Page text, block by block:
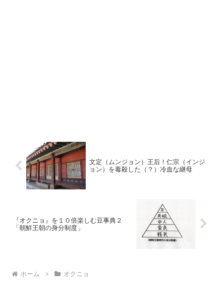
文定（ムンジョン）王后！仁宗（インジ
ョン）を毒殺した（？）冷血な継母
『オクニョ』を１０倍楽しむ豆事典２
「朝鮮王朝の身分制度」
ホーム オクニョ